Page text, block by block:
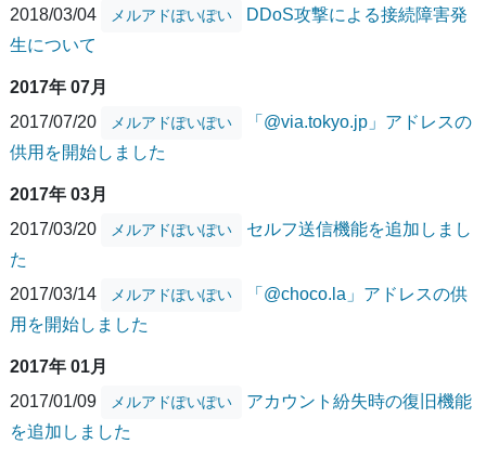
2018/03/04 メルアドぽいぽい
DDoS攻撃による接続障害発
生について
2017年 07月
2017/07/20
メルアドぽいぽい
「@via.tokyo.jp」アドレスの
供用を開始しました
2017年 03月
2017/03/20
メルアドぽいぽい
セルフ送信機能を追加しまし
た
2017/03/14
メルアドぽいぽい
「@choco.la」アドレスの供
用を開始しました
2017年 01月
2017/01/09
メルアドぽいぽい
アカウント紛失時の復旧機能
を追加しました